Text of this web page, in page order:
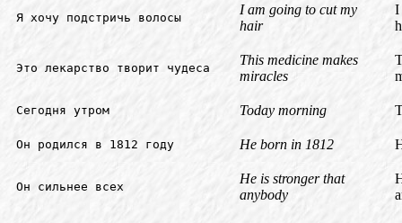
Я хочу подстричь волосы
I am going to cut my
hair
I
Это лекарство творит чудеса
This medicine makes
miracles
Сегодня утром Today morning
Он родился в 1812 году He born in 1812
Он сильнее всех
He is stronger that
anybody